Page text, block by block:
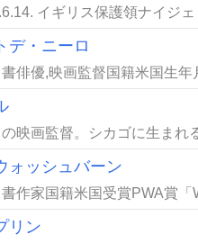
イギリス保護領ナイジ
デ・ニーロ
俳優,映画監督国籍米国生
映画監督。シカゴに生まれ
ォッシュバーン
作家国籍米国受賞PWA賞
リン